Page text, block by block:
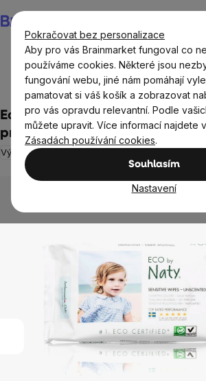
Pokračovat bez personalizace
Aby pro vás Brainmarket fungoval co
používáme cookies. Některé jsou
fungování webu, jiné nám pomáhají
pamatovat si váš košík a zobrazovat
pro vás opravdu relevantní. Podle
můžete upravit. Více informací najdete
Zásadách používání cookies.
Souhlasím
Nastavení
na
obsah
Domov Ekodrogerie
Eco by Naty Vlhčené ubrousky
pro citlivou pokožku (56 ks)
Výprodej
0,0
z